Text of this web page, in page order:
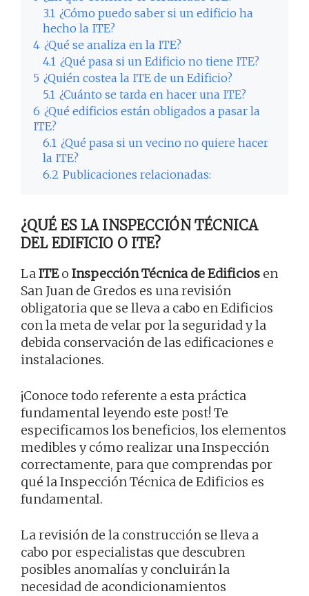
3.1 ¿Cómo puedo saber si un edificio ha
hecho la ITE?
4 ¿Qué se analiza en la ITE?
4.1 ¿Qué pasa si un Edificio no tiene ITE?
5 ¿Quién costea la ITE de un Edificio?
5.1 ¿Cuánto se tarda en hacer una ITE?
6 ¿Qué edificios están obligados a pasar la
ITE?
6.1 ¿Qué pasa si un vecino no quiere hacer
la ITE?
6.2 Publicaciones relacionadas:
¿QUÉ ES LA INSPECCIÓN TÉCNICA
DEL EDIFICIO O ITE?
LaITEo Inspección Técnica de Edificios en
San Juan de Gredos es una revisión
obligatoria que se lleva a cabo en Edificios
con la meta de velar por la seguridad y la
debida conservación de las edificaciones e
instalaciones.
¡Conoce todo referente a esta práctica
fundamental leyendo este post! Te
especificamos los beneficios, los elementos
medibles y cómo realizar una Inspección
correctamente, para que comprendas por
qué la Inspección Técnica de Edificios es
fundamental.
La revisión de la construcción se lleva a
cabo por especialistas que descubren
posibles anomalías y concluirán la
necesidad de acondicionamientos